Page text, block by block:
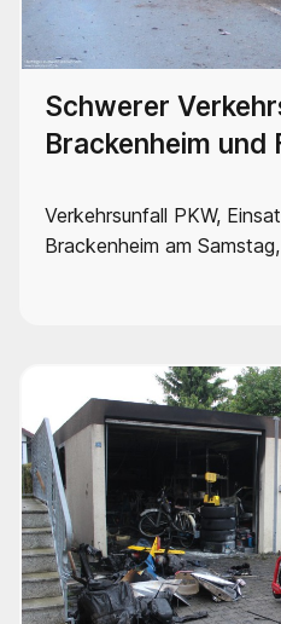
Schwerer
Brackenheim und
Verkehrsunfall PKW,
Brackenheim am